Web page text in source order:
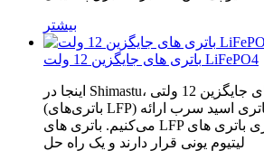
بیشتر
باتری های جایگزین 12 ولت LiFePO4
اینجا در Shimastu، ما باتری‌های جایگزین 12 ولتی LiFePO4
(باتری‌های LFP) را برای جایگزینی هر باتری اسید سرب ارائه
می‌کنیم. باتری های LFP در لبه برش فناوری باتری های
لیتیوم یونی قرار دارند و یک راه حل